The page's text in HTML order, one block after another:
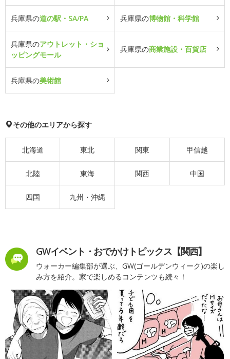
兵庫県の道の駅・SA/PA 兵庫県の博物館・科学館
兵庫県のアウトレット・ショ
ッピングモール
兵庫県の商業施設・百貨店
兵庫県の美術館
その他のエリアから探す
北海道 東北 関東 甲信越
北陸 東海 関西 中国
四国 九州・沖縄
GWイベント・おでかけトピックス【関西】
ウォーカー編集部が選ぶ、GW(ゴールデンウィーク)の楽し
み方を紹介。家で楽しめるコンテンツも続々！